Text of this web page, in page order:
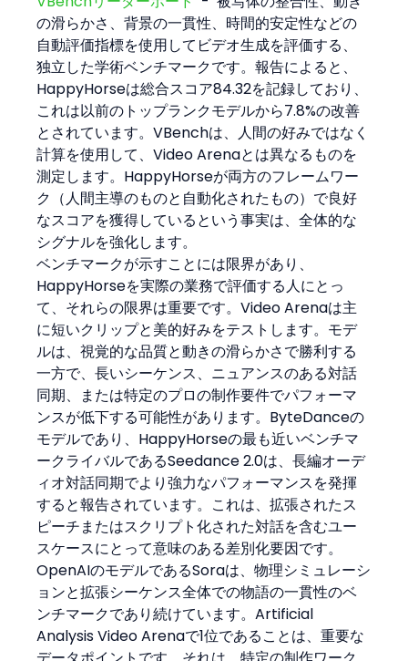
の滑らかさ、背景の一貫性、時間的安定性などの
自動評価指標を使用してビデオ生成を評価する、
独立した学術ベンチマークです。報告によると、
HappyHorseは総合スコア84.32を記録しており、
これは以前のトップランクモデルから7.8%の改善
とされています。VBenchは、人間の好みではなく
計算を使用して、Video Arenaとは異なるものを
測定します。HappyHorseが両方のフレームワー
ク（人間主導のものと自動化されたもの）で良好
なスコアを獲得しているという事実は、全体的な
シグナルを強化します。
ベンチマークが示すことには限界があり、
HappyHorseを実際の業務で評価する人にとっ
て、それらの限界は重要です。Video Arenaは主
に短いクリップと美的好みをテストします。モデ
ルは、視覚的な品質と動きの滑らかさで勝利する
一方で、長いシーケンス、ニュアンスのある対話
同期、または特定のプロの制作要件でパフォーマ
ンスが低下する可能性があります。ByteDanceの
モデルであり、HappyHorseの最も近いベンチマ
ークライバルであるSeedance 2.0は、長編オーデ
ィオ対話同期でより強力なパフォーマンスを発揮
すると報告されています。これは、拡張されたス
ピーチまたはスクリプト化された対話を含むユー
スケースにとって意味のある差別化要因です。
OpenAIのモデルであるSoraは、物理シミュレーシ
ョンと拡張シーケンス全体での物語の一貫性のベ
ンチマークであり続けています。Artificial
Analysis Video Arenaで1位であることは、重要な